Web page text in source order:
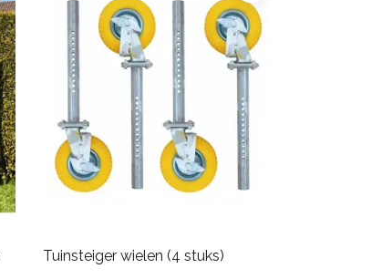
Tuinsteiger wielen (4 stuks)